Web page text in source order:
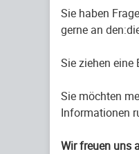
Sie haben
gerne an
Sie ziehen
Sie möchten
Informationen
Wir freuen uns